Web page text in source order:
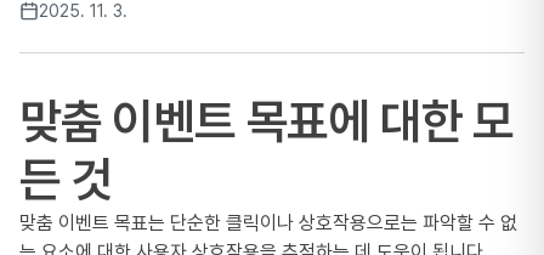
2025. 11. 3.
맞춤 이벤트 목표에 대한 모
든 것
맞춤 이벤트 목표는 단순한 클릭이나 상호작용으로는 파악할 수 없